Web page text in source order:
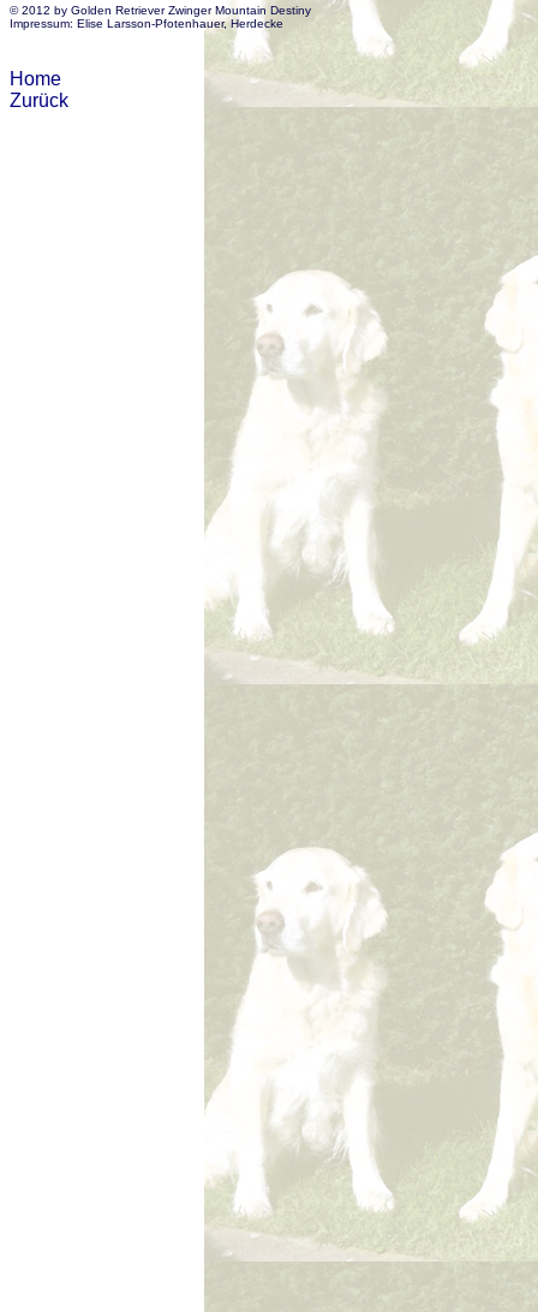
© 2012 by Golden Retriever Zwinger Mountain Destiny
Impressum: Elise Larsson-Pfotenhauer, Herdecke
Home
Zurück